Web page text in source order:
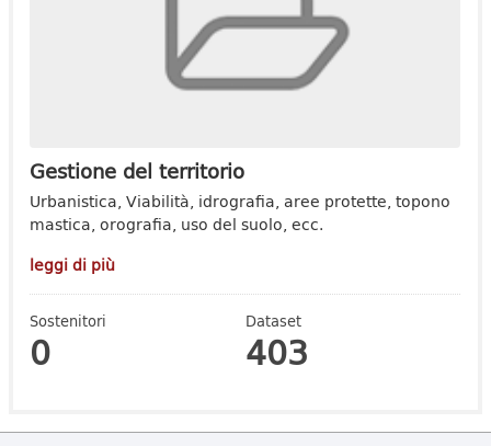
Gestione del territorio
Urbanistica, Viabilità, idrografia, aree protette, topono
mastica, orografia, uso del suolo, ecc.
leggi di più
Sostenitori
0
Dataset
403